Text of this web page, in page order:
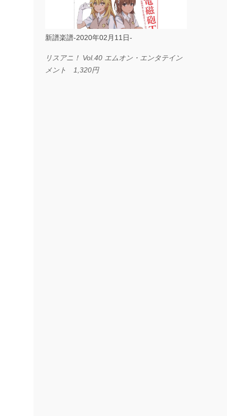
バンドピース フェアリー 825円
新譜楽譜-2020年02月11日-
リスアニ！ Vol.40 エムオン・エンタテイン
メント 1,320円